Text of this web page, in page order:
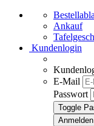
Ankauf
Kundenlogin
E-Mail
Passwort
Toggle